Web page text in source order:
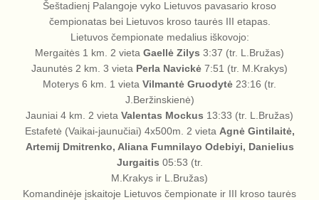
Šeštadienį Palangoje vyko Lietuvos pavasario kroso
čempionatas bei Lietuvos kroso taurės III etapas.
Lietuvos čempionate medalius iškovojo:
Mergaitės 1 km. 2 vieta Gaellė Zilys 3:37 (tr. L.Bružas)
Jaunutės 2 km. 3 vieta Perla Navickė 7:51 (tr. M.Krakys)
Moterys 6 km. 1 vieta Vilmantė Gruodytė 23:16 (tr.
J.Beržinskienė)
Jauniai 4 km. 2 vieta Valentas Mockus 13:33 (tr. L.Bružas)
Estafetė (Vaikai-jaunučiai) 4x500m. 2 vieta Agnė Gintilaitė,
Artemij Dmitrenko, Aliana Fumnilayo Odebiyi, Danielius
Jurgaitis 05:53 (tr.
M.Krakys ir L.Bružas)
Komandinėje įskaitoje Lietuvos čempionate ir III kroso taurės